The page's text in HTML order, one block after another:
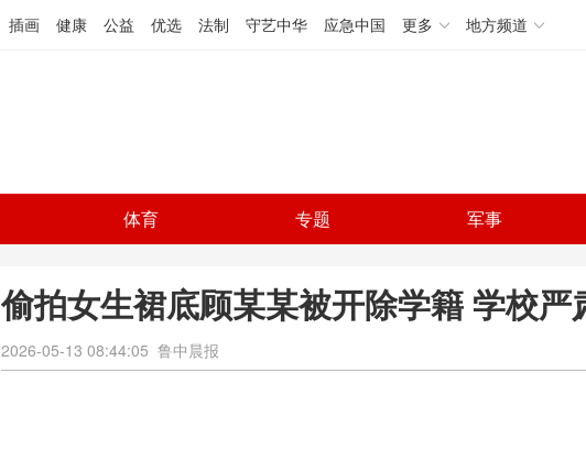
插画 健康 公益 优选 法制 守艺中华 应急中国 更多 地方频道
体育 专题 军事
偷拍女生裙底顾某某被开除学籍 学校严
2026-05-13 08:44:05 鲁中晨报